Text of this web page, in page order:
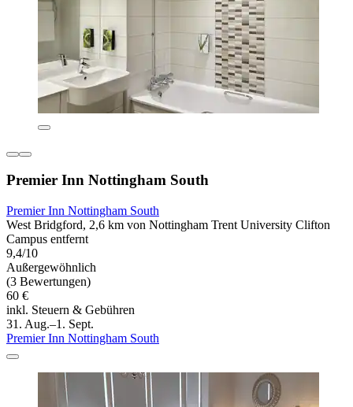
Premier Inn Nottingham South
Premier Inn Nottingham South
West Bridgford, 2,6 km von Nottingham Trent University Clifton
Campus entfernt
9,4/10
Außergewöhnlich
(3 Bewertungen)
60 €
inkl. Steuern & Gebühren
31. Aug.–1. Sept.
Premier Inn Nottingham South